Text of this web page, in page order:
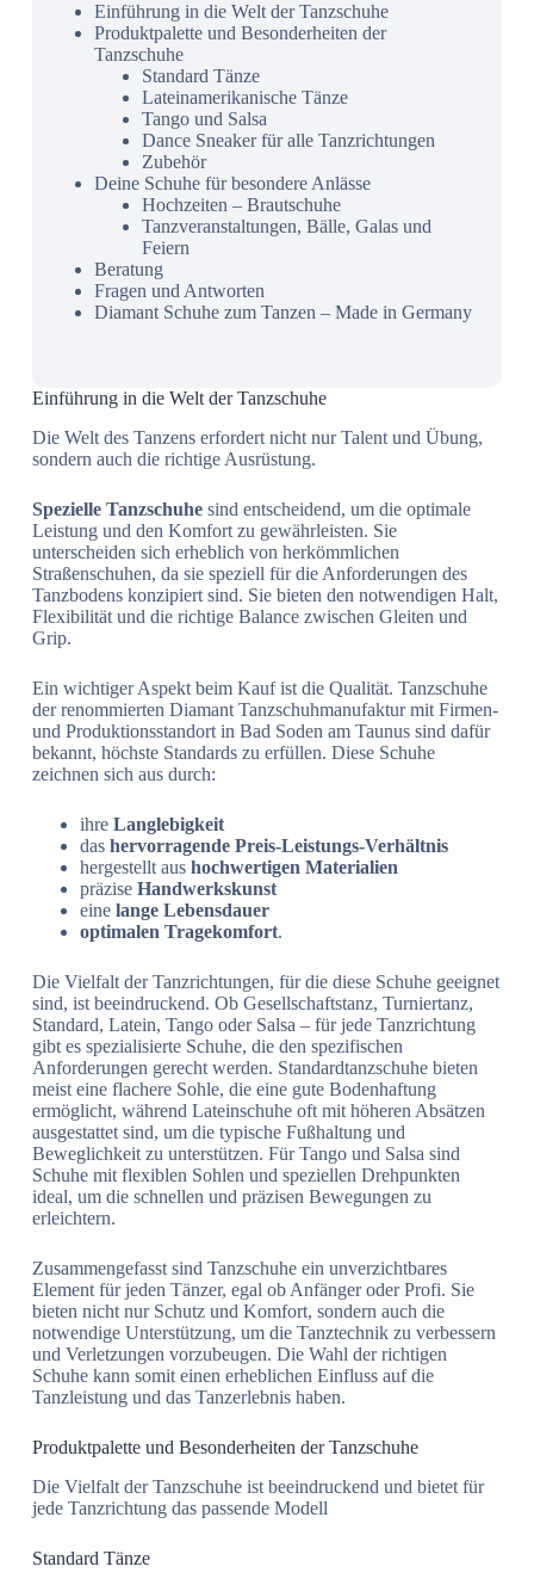
Einführung in die Welt der Tanzschuhe
Produktpalette und Besonderheiten der
Tanzschuhe
Standard Tänze
Lateinamerikanische Tänze
Tango und Salsa
Dance Sneaker für alle Tanzrichtungen
Zubehör
Deine Schuhe für besondere Anlässe
Hochzeiten – Brautschuhe
Tanzveranstaltungen, Bälle, Galas und
Feiern
Beratung
Fragen und Antworten
Diamant Schuhe zum Tanzen – Made in Germany
Einführung in die Welt der Tanzschuhe
Die Welt des Tanzens erfordert nicht nur Talent und Übung,
sondern auch die richtige Ausrüstung.
Spezielle Tanzschuhesind entscheidend, um die optimale
Leistung und den Komfort zu gewährleisten. Sie
unterscheiden sich erheblich von herkömmlichen
Straßenschuhen, da sie speziell für die Anforderungen des
Tanzbodens konzipiert sind. Sie bieten den notwendigen Halt,
Flexibilität und die richtige Balance zwischen Gleiten und
Grip.
Ein wichtiger Aspekt beim Kauf ist die Qualität. Tanzschuhe
der renommierten Diamant Tanzschuhmanufaktur mit Firmen-
und Produktionsstandort in Bad Soden am Taunus sind dafür
bekannt, höchste Standards zu erfüllen. Diese Schuhe
zeichnen sich aus durch:
ihre Langlebigkeit
das hervorragende Preis-Leistungs-Verhältnis
hergestellt aus hochwertigen Materialien
präzise Handwerkskunst
eine lange Lebensdauer
optimalen Tragekomfort.
Die Vielfalt der Tanzrichtungen, für die diese Schuhe geeignet
sind, ist beeindruckend. Ob Gesellschaftstanz, Turniertanz,
Standard, Latein, Tango oder Salsa – für jede Tanzrichtung
gibt es spezialisierte Schuhe, die den spezifischen
Anforderungen gerecht werden. Standardtanzschuhe bieten
meist eine flachere Sohle, die eine gute Bodenhaftung
ermöglicht, während Lateinschuhe oft mit höheren Absätzen
ausgestattet sind, um die typische Fußhaltung und
Beweglichkeit zu unterstützen. Für Tango und Salsa sind
Schuhe mit flexiblen Sohlen und speziellen Drehpunkten
ideal, um die schnellen und präzisen Bewegungen zu
erleichtern.
Zusammengefasst sind Tanzschuhe ein unverzichtbares
Element für jeden Tänzer, egal ob Anfänger oder Profi. Sie
bieten nicht nur Schutz und Komfort, sondern auch die
notwendige Unterstützung, um die Tanztechnik zu verbessern
und Verletzungen vorzubeugen. Die Wahl der richtigen
Schuhe kann somit einen erheblichen Einfluss auf die
Tanzleistung und das Tanzerlebnis haben.
Produktpalette und Besonderheiten der Tanzschuhe
Die Vielfalt der Tanzschuhe ist beeindruckend und bietet für
jede Tanzrichtung das passende Modell
Standard Tänze